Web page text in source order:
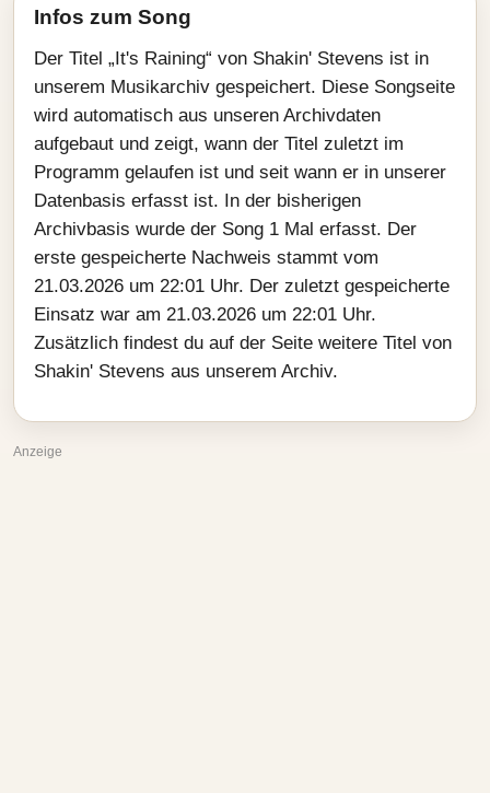
Infos zum Song
Der Titel „It's Raining“ von Shakin' Stevens ist in
unserem Musikarchiv gespeichert. Diese Songseite
wird automatisch aus unseren Archivdaten
aufgebaut und zeigt, wann der Titel zuletzt im
Programm gelaufen ist und seit wann er in unserer
Datenbasis erfasst ist. In der bisherigen
Archivbasis wurde der Song 1 Mal erfasst. Der
erste gespeicherte Nachweis stammt vom
21.03.2026 um 22:01 Uhr. Der zuletzt gespeicherte
Einsatz war am 21.03.2026 um 22:01 Uhr.
Zusätzlich findest du auf der Seite weitere Titel von
Shakin' Stevens aus unserem Archiv.
Anzeige